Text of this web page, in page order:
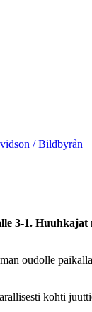
/ Bildbyrån
3-1.
oudolle
kohti